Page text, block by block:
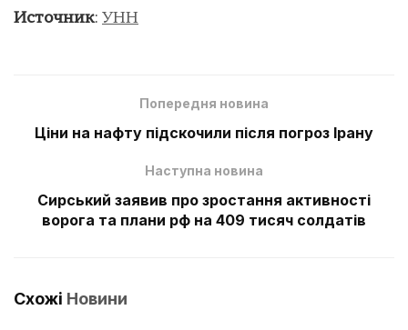
Источник: УНН
Попередня новина
Ціни на нафту підскочили після погроз Ірану
Наступна новина
Сирський заявив про зростання активності
ворога та плани рф на 409 тисяч солдатів
Схожі Новини